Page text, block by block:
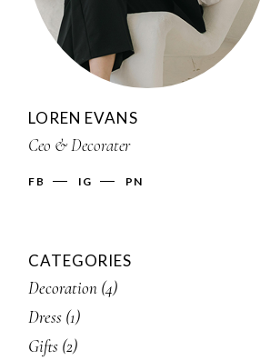
LOREN EVANS
Ceo & Decorater
FB IG PN
CATEGORIES
Decoration (4)
Dress (1)
Gifts (2)